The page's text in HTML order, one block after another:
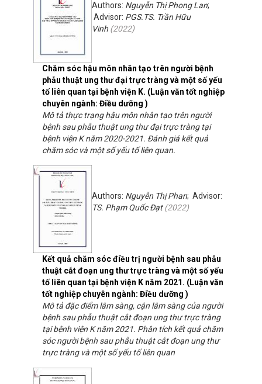
Chăm sóc hậu môn nhân tạo trên người bệnh
phẫu thuật ung thư đại trực tràng và một số yếu
tố liên quan tại bệnh viện K. (Luận văn tốt nghiệp
chuyên ngành: Điều dưỡng )
Authors: Nguyễn Thị Phong Lan;
Advisor: PGS.TS. Trần Hữu
Vinh (2022)
Mô tả thực trạng hậu môn nhân tạo trên người
bệnh sau phẫu thuật ung thư đại trực tràng tại
bệnh viện K năm 2020-2021. Đánh giá kết quả
chăm sóc và một số yếu tố liên quan.
Kết quả chăm sóc điều trị người bệnh sau phẫu
thuật cắt đoạn ung thư trực tràng và một số yếu
tố liên quan tại bệnh viện K năm 2021. (Luận văn
tốt nghiệp chuyên ngành: Điều dưỡng )
Authors: Nguyễn Thị Phan; Advisor:
TS. Phạm Quốc Đạt(2022)
Mô tả đặc điểm lâm sàng, cận lâm sàng của người
bệnh sau phẫu thuật cắt đoạn ung thư trực tràng
tại bệnh viện K năm 2021. Phân tích kết quả chăm
sóc người bệnh sau phẫu thuật cắt đoạn ung thư
trực tràng và một số yếu tố liên quan